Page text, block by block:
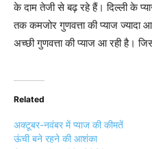
के दाम तेजी से बढ़ रहे हैं। दिल्ली के
तक कमजोर गुणवत्ता की प्याज
अच्छी गुणवत्ता की प्याज आ रही है।
Related
अक्टूबर-नवंबर में प्याज की कीमतें
ऊंची बने रहने की आशंका